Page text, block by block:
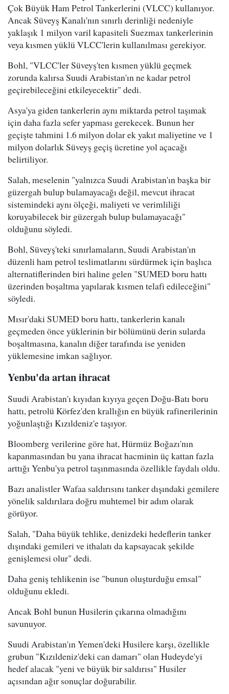
Çok Büyük Ham Petrol Tankerlerini (VLCC) kullanıyor.
Ancak Süveyş Kanalı'nın sınırlı derinliği nedeniyle
yaklaşık 1 milyon varil kapasiteli Suezmax tankerlerinin
veya kısmen yüklü VLCC'lerin kullanılması gerekiyor.
Bohl, "VLCC'ler Süveyş'ten kısmen yüklü geçmek
zorunda kalırsa Suudi Arabistan'ın ne kadar petrol
geçirebileceğini etkileyecektir" dedi.
Asya'ya giden tankerlerin aynı miktarda petrol taşımak
için daha fazla sefer yapması gerekecek. Bunun her
geçişte tahmini 1.6 milyon dolar ek yakıt maliyetine ve 1
milyon dolarlık Süveyş geçiş ücretine yol açacağı
belirtiliyor.
Salah, meselenin "yalnızca Suudi Arabistan'ın başka bir
güzergah bulup bulamayacağı değil, mevcut ihracat
sistemindeki aynı ölçeği, maliyeti ve verimliliği
koruyabilecek bir güzergah bulup bulamayacağı"
olduğunu söyledi.
Bohl, Süveyş'teki sınırlamaların, Suudi Arabistan'ın
düzenli ham petrol teslimatlarını sürdürmek için başlıca
alternatiflerinden biri haline gelen "SUMED boru hattı
üzerinden boşaltma yapılarak kısmen telafi edileceğini"
söyledi.
Mısır'daki SUMED boru hattı, tankerlerin kanalı
geçmeden önce yüklerinin bir bölümünü derin sularda
boşaltmasına, kanalın diğer tarafında ise yeniden
yüklemesine imkan sağlıyor.
Yenbu'da artan ihracat
Suudi Arabistan'ı kıyıdan kıyıya geçen Doğu-Batı boru
hattı, petrolü Körfez'den krallığın en büyük rafinerilerinin
yoğunlaştığı Kızıldeniz'e taşıyor.
Bloomberg verilerine göre hat, Hürmüz Boğazı'nın
kapanmasından bu yana ihracat hacminin üç kattan fazla
arttığı Yenbu'ya petrol taşınmasında özellikle faydalı oldu.
Bazı analistler Wafaa saldırısını tanker dışındaki gemilere
yönelik saldırılara doğru muhtemel bir adım olarak
görüyor.
Salah, "Daha büyük tehlike, denizdeki hedeflerin tanker
dışındaki gemileri ve ithalatı da kapsayacak şekilde
genişlemesi olur" dedi.
Daha geniş tehlikenin ise "bunun oluşturduğu emsal"
olduğunu ekledi.
Ancak Bohl bunun Husilerin çıkarına olmadığını
savunuyor.
Suudi Arabistan'ın Yemen'deki Husilere karşı, özellikle
grubun "Kızıldeniz'deki can damarı" olan Hudeyde'yi
hedef alacak "yeni ve büyük bir saldırısı" Husiler
açısından ağır sonuçlar doğurabilir.